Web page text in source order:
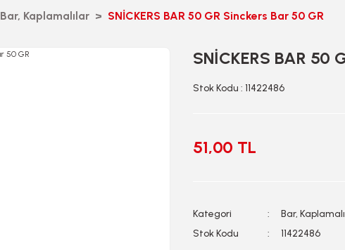
Bar, Kaplamalılar SNİCKERS BAR 50 GR Sinckers Bar 50 GR
SNİCKERS BAR 50
Stok Kodu : 11422486
51,00 TL
Kategori
Bar,
Stok Kodu
11422486